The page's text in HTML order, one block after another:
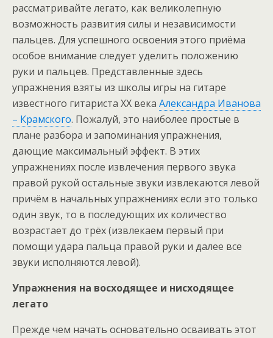
рассматривайте легато, как великолепную
возможность развития силы и независимости
пальцев. Для успешного освоения этого приёма
особое внимание следует уделить положению
руки и пальцев. Представленные здесь
упражнения взяты из школы игры на гитаре
известного гитариста XX века Александра Иванова
– Крамского. Пожалуй, это наиболее простые в
плане разбора и запоминания упражнения,
дающие максимальный эффект. В этих
упражнениях после извлечения первого звука
правой рукой остальные звуки извлекаются левой
причём в начальных упражнениях если это только
один звук, то в последующих их количество
возрастает до трёх (извлекаем первый при
помощи удара пальца правой руки и далее все
звуки исполняются левой).
Упражнения на восходящее и нисходящее
легато
Прежде чем начать основательно осваивать этот